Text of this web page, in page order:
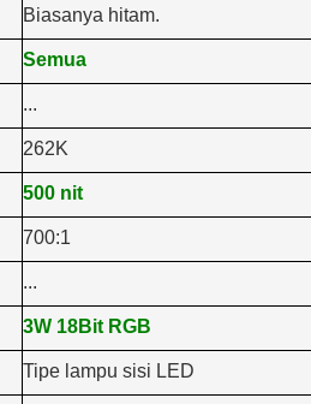
Biasanya hitam.
Semua
...
262K
500 nit
700:1
...
3W 18Bit RGB
Tipe lampu sisi LED